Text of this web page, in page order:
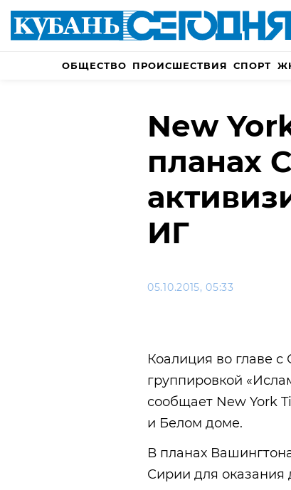
ОБЩЕСТВО ПРОИСШЕСТВИЯ СПОРТ
New
планах
ИГ
05.10.2015, 05:33
Коалиция во главе
группировкой
сообщает New York
и Белом доме.
В планах
Сирии для оказания